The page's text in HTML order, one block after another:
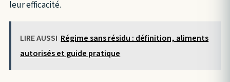
leur efficacité.
LIRE AUSSI Régime sans résidu : définition, aliments
autorisés et guide pratique